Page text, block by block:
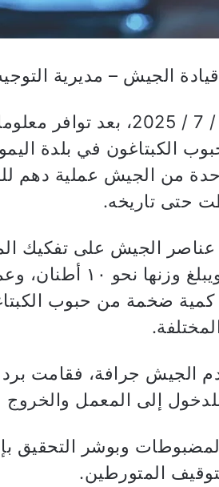
الجيش – مديرية التوجيه
بتاريخ 13 / 7 / 2025،
الكبتاغون في بلدة
من الجيش عملية دهم
حتى تاريخه.
الجيش على تفكيك
المعمل، ويبلغ
ضخمة من حبوب
إلى المعمل
وبوشر التحقيق
المتورطين.